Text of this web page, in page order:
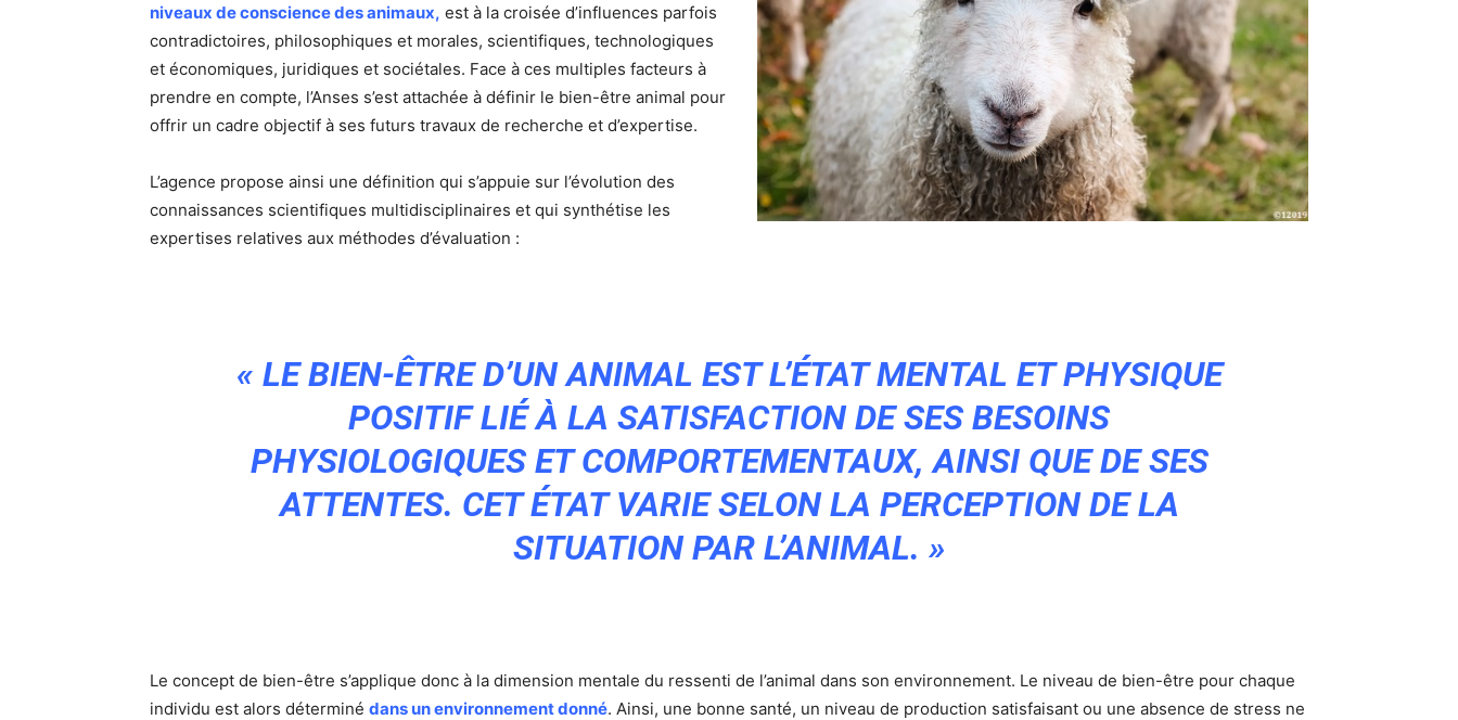
niveaux de conscience des animaux, est à la croisée d’influences parfois
contradictoires, philosophiques et morales, scientifiques, technologiques
et économiques, juridiques et sociétales. Face à ces multiples facteurs à
prendre en compte, l’Anses s’est attachée à définir le bien-être animal pour
offrir un cadre objectif à ses futurs travaux de recherche et d’expertise.
L’agence propose ainsi une définition qui s’appuie sur l’évolution des
connaissances scientifiques multidisciplinaires et qui synthétise les
expertises relatives aux méthodes d’évaluation :
« LE BIEN-ÊTRE D’UN ANIMAL EST L’ÉTAT MENTAL ET PHYSIQUE
POSITIF LIÉ À LA SATISFACTION DE SES BESOINS
PHYSIOLOGIQUES ET COMPORTEMENTAUX, AINSI QUE DE SES
ATTENTES. CET ÉTAT VARIE SELON LA PERCEPTION DE LA
SITUATION PAR L’ANIMAL. »
Le concept de bien-être s’applique donc à la dimension mentale du ressenti de l’animal dans son environnement. Le niveau de bien-être pour chaque
individu est alors déterminé dans un environnement donné. Ainsi, une bonne santé, un niveau de production satisfaisant ou une absence de stress ne